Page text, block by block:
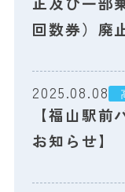
回数券）廃
2025.08.08
【福山駅
お知らせ】